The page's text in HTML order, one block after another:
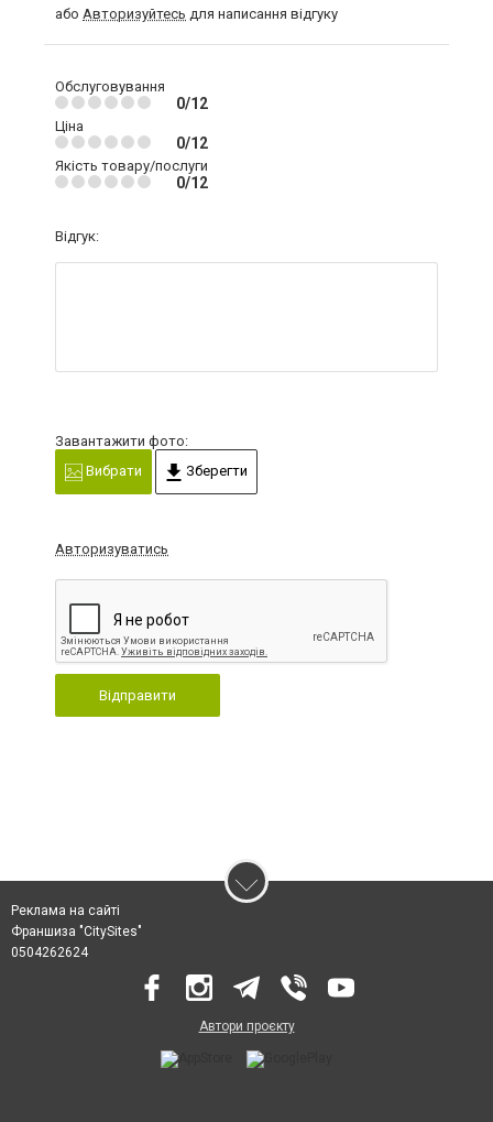
або Авторизуйтесь для написання відгуку
Обслуговування
0/12
Ціна
0/12
Якість товару/послуги
0/12
Відгук:
Завантажити фото:
Вибрати
Зберегти
Авторизуватись
Відправити
Реклама на сайті
Франшиза "CitySites"
0504262624
Автори проєкту